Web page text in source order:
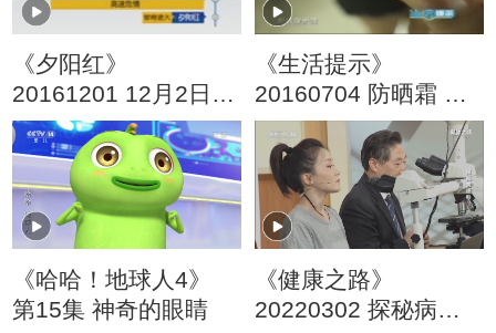
《夕阳红》
20161201 12月2日全
国交通安全日特别节
目 第一集 高速危情
《生活提示》
20160704 防晒霜 您
涂得对吗？
《哈哈！地球人4》
第15集 神奇的眼睛
《健康之路》
20220302 探秘病理